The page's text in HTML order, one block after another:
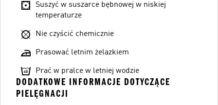
Suszyć w suszarce bębnowej w niskiej
temperaturze
Nie czyścić chemicznie
Prasować letnim żelazkiem
Prać w pralce w letniej wodzie
DODATKOWE INFORMACJE DOTYCZĄCE
PIELĘGNACJI